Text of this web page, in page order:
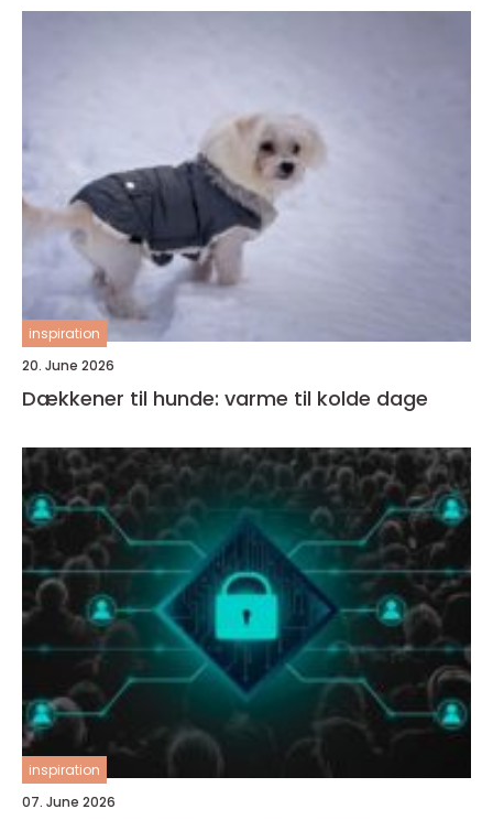
inspiration
20. June 2026
Dækkener til hunde: varme til kolde dage
inspiration
07. June 2026